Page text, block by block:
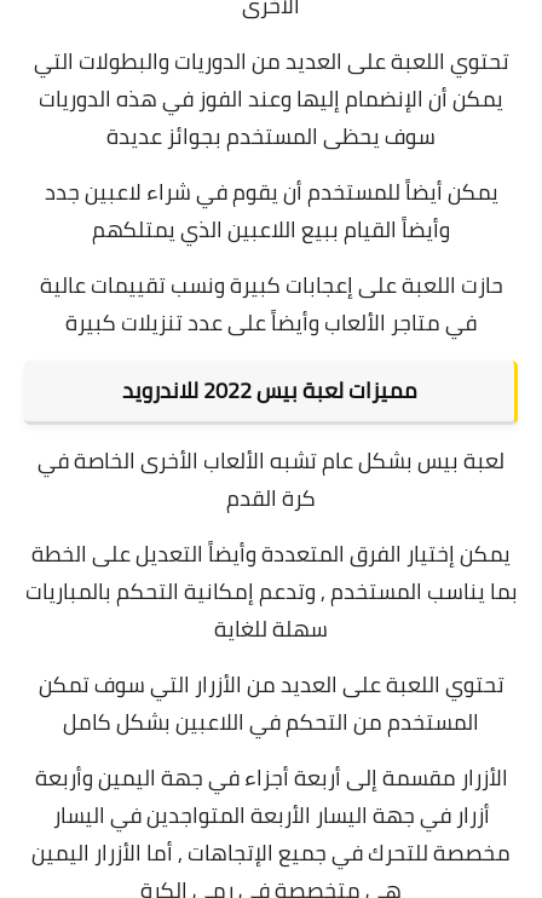
تحتوي اللعبة على العديد من الدوريات والبطولات التي
يمكن أن الإنضمام إليها وعند الفوز في هذه الدوريات
سوف يحظى المستخدم بجوائز عديدة
يمكن أيضاً للمستخدم أن يقوم في شراء لاعبين جدد
وأيضاً القيام ببيع اللاعبين الذي يمتلكهم
حازت اللعبة على إعجابات كبيرة ونسب تقييمات عالية
في متاجر الألعاب وأيضاً على عدد تنزيلات كبيرة
مميزات لعبة بيس 2022 للاندرويد
لعبة بيس بشكل عام تشبه الألعاب الأخرى الخاصة في
كرة القدم
يمكن إختيار الفرق المتعددة وأيضاً التعديل على الخطة
بما يناسب المستخدم , وتدعمإمكانية التحكم بالمباريات
سهلة للغاية
تحتوي اللعبة على العديد من الأزرار التي سوف تمكن
المستخدم من التحكم في اللاعبين بشكل كامل
الأزرار مقسمة إلى أربعة أجزاء في جهة اليمين وأربعة
أزرار في جهة اليسار الأربعة المتواجدين في اليسار
مخصصة للتحرك في جميع الإتجاهات ,أما الأزرار اليمين
هي متخصصة في رمي الكرة